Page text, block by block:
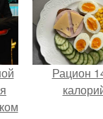
Рацион